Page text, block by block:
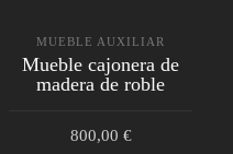
MUEBLE AUXILIAR
Mueble cajonera de
madera de roble
800,00 €